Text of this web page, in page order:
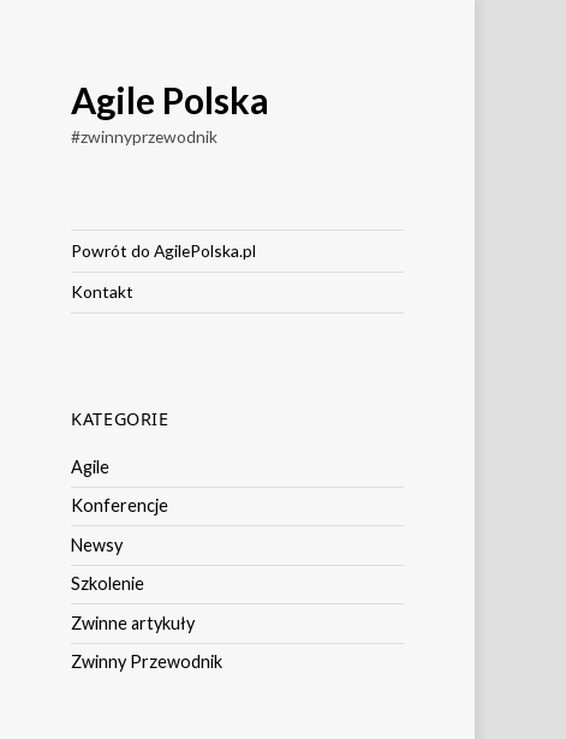
Agile Polska
#zwinnyprzewodnik
Powrót do AgilePolska.pl
Kontakt
KATEGORIE
Agile
Konferencje
Newsy
Szkolenie
Zwinne artykuły
Zwinny Przewodnik